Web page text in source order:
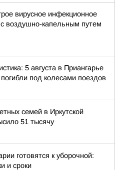
вирусное инфекционное
воздушно-капельным путем
5 августа в Приангарье
под колесами поездов
семей в Иркутской
51 тысячу
готовятся к уборочной:
и сроки